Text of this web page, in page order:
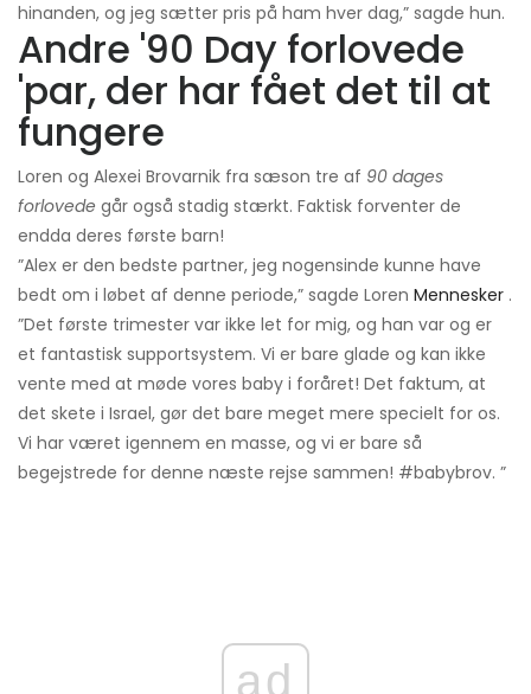
hinanden, og jeg sætter pris på ham hver dag,” sagde hun.
Andre '90 Day forlovede
'par, der har fået det til at
fungere
Loren og Alexei Brovarnik fra sæson tre af 90 dages
forlovede går også stadig stærkt. Faktisk forventer de
endda deres første barn!
”Alex er den bedste partner, jeg nogensinde kunne have
bedt om i løbet af denne periode,” sagde Loren Mennesker .
”Det første trimester var ikke let for mig, og han var og er
et fantastisk supportsystem. Vi er bare glade og kan ikke
vente med at møde vores baby i foråret! Det faktum, at
det skete i Israel, gør det bare meget mere specielt for os.
Vi har været igennem en masse, og vi er bare så
begejstrede for denne næste rejse sammen! #babybrov. ”
ad